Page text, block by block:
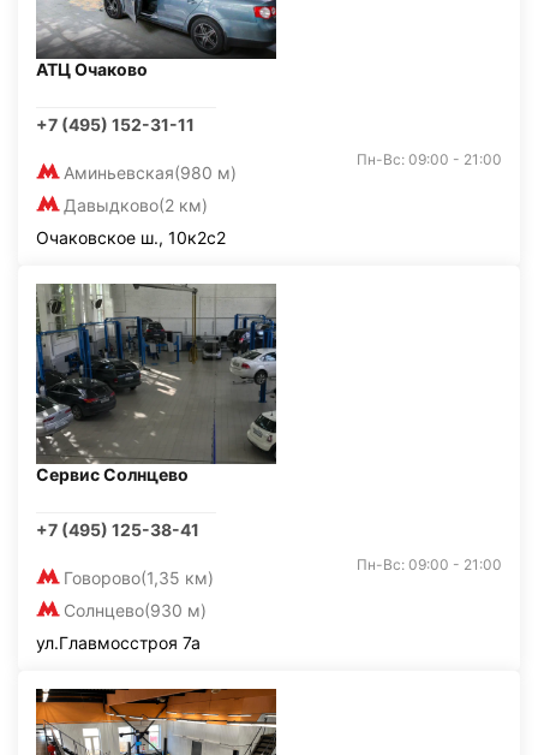
АТЦ Очаково
+7 (495) 152-31-11
Аминьевская(980 м)
Давыдково(2 км)
Пн-Вс: 09:00 - 21:00
Очаковское ш., 10к2с2
Сервис Солнцево
+7 (495) 125-38-41
Говорово(1,35 км)
Солнцево(930 м)
Пн-Вс: 09:00 - 21:00
ул.Главмосстроя 7а